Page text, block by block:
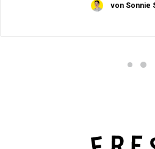
von Sonnie